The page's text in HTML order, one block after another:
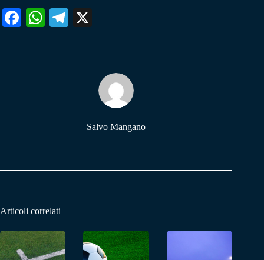
Fa W
pp
Te
m
Salvo Mangano
Articoli correlati